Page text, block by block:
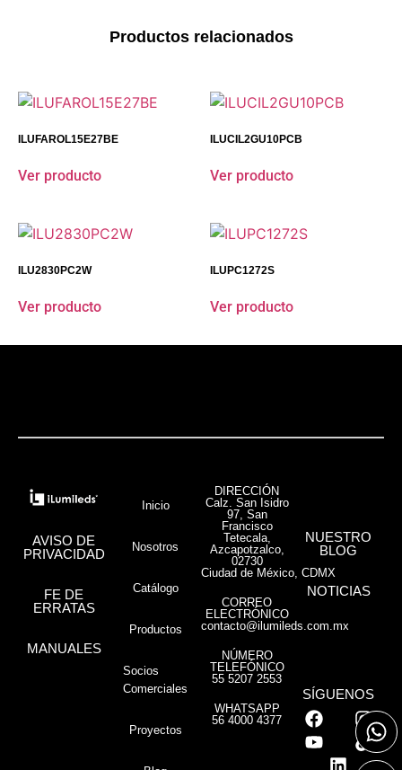
Productos relacionados
ILUFAROL15E27BE
Ver producto
ILUCIL2GU10PCB
Ver producto
ILU2830PC2W
Ver producto
ILUPC1272S
Ver producto
AVISO DE
PRIVACIDAD
FE DE
ERRATAS
MANUALES
Inicio
Nosotros
Catálogo
Productos
Socios
Comerciales
Proyectos
DIRECCIÓN
Calz. San Isidro
97, San
Francisco
Tetecala,
Azcapotzalco,
02730
Ciudad de México, CDMX
CORREO
ELECTRÓNICO
contacto@ilumileds.com.mx
NÚMERO
TELEFÓNICO
55 5207 2553
WHATSAPP
56 4000 4377
NUESTRO
BLOG
NOTICIAS
SÍGUENOS